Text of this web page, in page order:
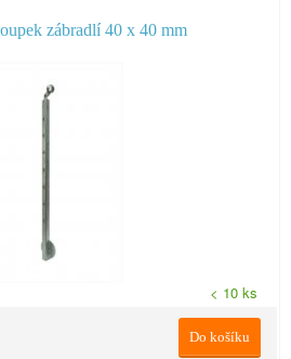
zábradlí 40 x 40 mm
< 10 ks
Do košíku